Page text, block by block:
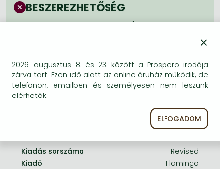
Frieren manga
Bleach manga
BESZEREZHETŐSÉG
Bizonytalan a beszerezhetőség. Érdemes még
Kiadás sorszáma
Revised
Kiadó
Flamingo
×
2026. augusztus 8. és 23. között a Prospero irodája
zárva tart. Ezen idő alatt az online áruház működik, de
telefonon, emailben és személyesen nem leszünk
elérhetők.
ELFOGADOM